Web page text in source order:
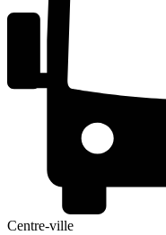
Centre-ville